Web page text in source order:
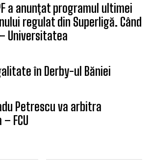
a anunțat programul ultimei
regulat din Superligă. Când
Universitatea
în Derby-ul Băniei
Petrescu va arbitra
FCU